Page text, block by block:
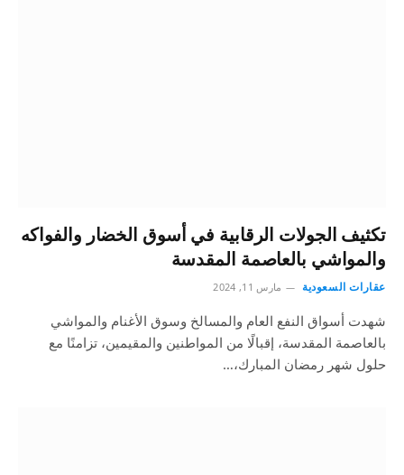
تكثيف الجولات الرقابية في أسوق الخضار والفواكه
والمواشي بالعاصمة المقدسة
عقارات السعودية مارس 11, 2024
شهدت أسواق النفع العام والمسالخ وسوق الأغنام والمواشي
بالعاصمة المقدسة، إقبالًا من المواطنين والمقيمين، تزامنًا مع
حلول شهر رمضان المبارك،…